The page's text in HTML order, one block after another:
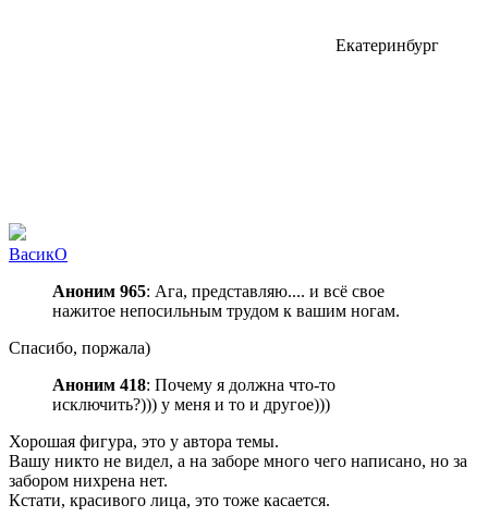
Екатеринбург
ВасикО
Аноним 965: Ага, представляю.... и всё свое
нажитое непосильным трудом к вашим ногам.
Спасибо, поржала)
Аноним 418: Почему я должна что-то
исключить?))) у меня и то и другое)))
Хорошая фигура, это у автора темы.
Вашу никто не видел, а на заборе много чего написано, но за
забором нихрена нет.
Кстати, красивого лица, это тоже касается.